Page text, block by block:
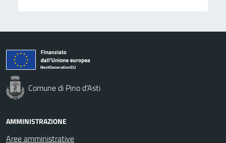
Comune di Pino d'Asti
AMMINISTRAZIONE
Aree amministrative